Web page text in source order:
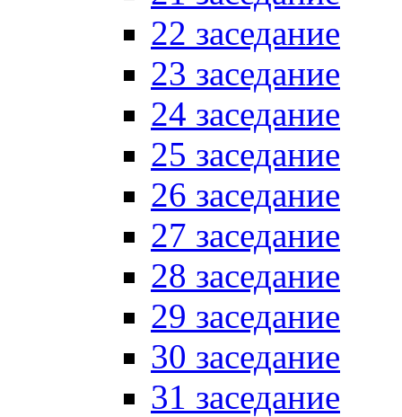
22 заседание
23 заседание
24 заседание
25 заседание
26 заседание
27 заседание
28 заседание
29 заседание
30 заседание
31 заседание